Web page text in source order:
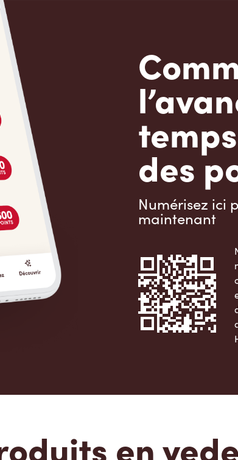
des
Numérisez ici
maintenant
en